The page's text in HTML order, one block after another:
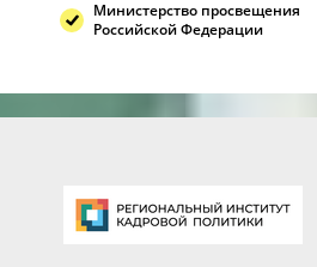
Министерство просвещения
Российской Федерации